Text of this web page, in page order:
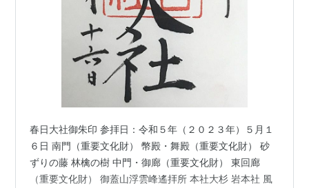
春日大社御朱印 参拝日：令和５年（２０２３年）５月１
６日 南門（重要文化財） 幣殿・舞殿（重要文化財） 砂
ずりの藤 林檎の樹 中門・御廊（重要文化財） 東回廊
（重要文化財） 御蓋山浮雲峰遙拝所 本社大杉 岩本社 風